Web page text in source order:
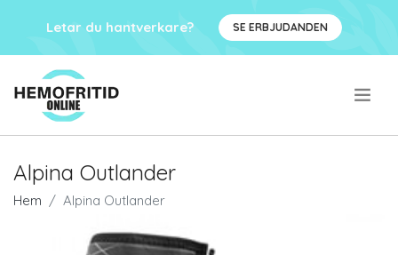
Letar du hantverkare? SE ERBJUDANDEN
Alpina Outlander
Hem Alpina Outlander